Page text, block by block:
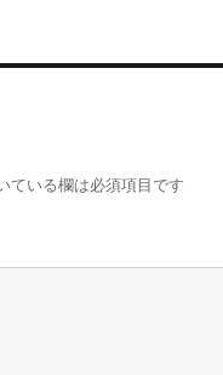
ている欄は必須項目です